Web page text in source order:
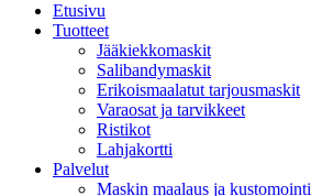
Etusivu
Tuotteet
Jääkiekkomaskit
Salibandymaskit
Erikoismaalatut tarjousmaskit
Varaosat ja tarvikkeet
Ristikot
Lahjakortti
Palvelut
Maskin maalaus ja kustomointi